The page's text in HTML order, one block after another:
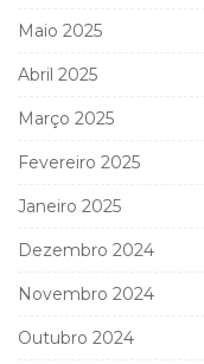
Maio 2025
Abril 2025
Março 2025
Fevereiro 2025
Janeiro 2025
Dezembro 2024
Novembro 2024
Outubro 2024